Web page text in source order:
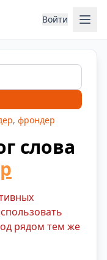
Войти
, фрондер
слова
рядом тем же